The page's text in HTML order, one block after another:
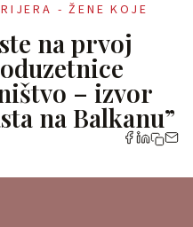
- ŽENE KOJE
na prvoj
– izvor
na Balkanu”